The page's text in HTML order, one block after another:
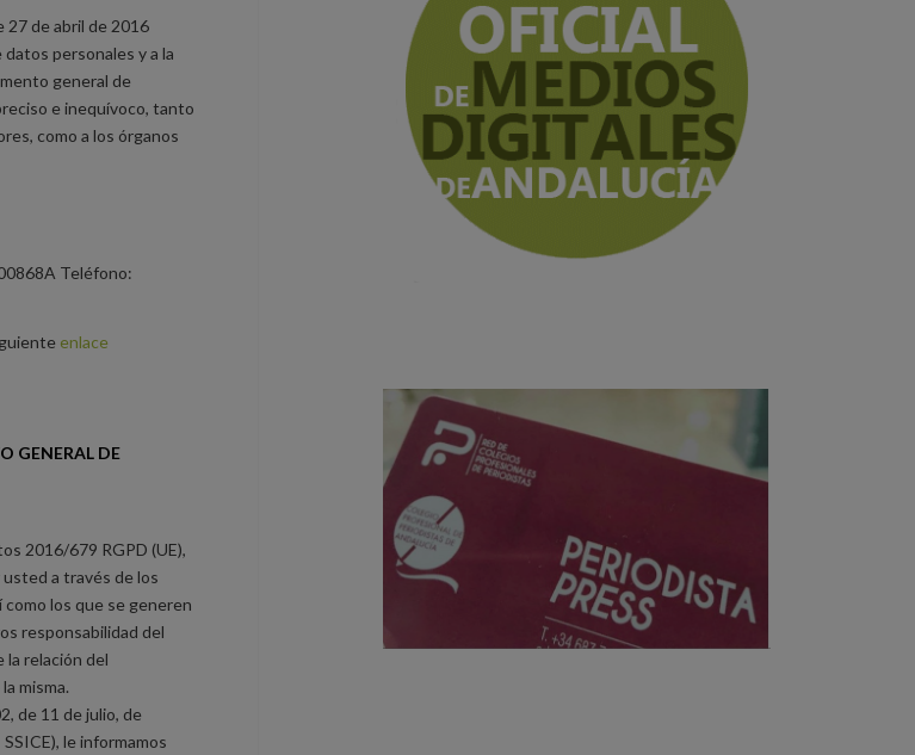
27 de abril de 2016
personales y a la
general de
e inequívoco, tanto
como a los órganos
Teléfono:
enlace
GENERAL DE
2016/679 RGPD (UE),
a través de los
los que se generen
responsabilidad del
la relación del
misma.
de 11 de julio, de
le informamos